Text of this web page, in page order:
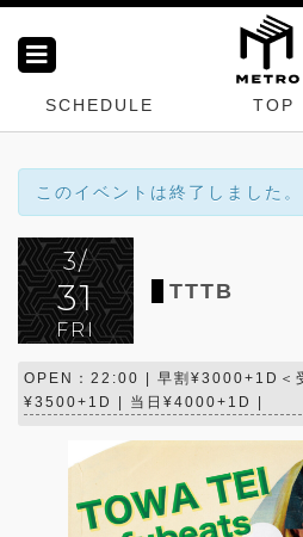
SCHEDULE TOP
このイベントは終了しました。
3/
31
FRI
TTTB
OPEN：22:00 | 早割¥3000+1D＜
¥3500+1D | 当日¥4000+1D |